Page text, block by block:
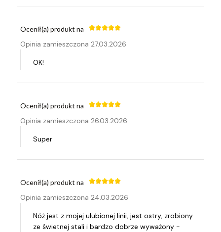
Ocenił(a) produkt na
Opinia zamieszczona 27.03.2026
OK!
Ocenił(a) produkt na
Opinia zamieszczona 26.03.2026
Super
Ocenił(a) produkt na
Opinia zamieszczona 24.03.2026
Nóż jest z mojej ulubionej linii, jest ostry, zrobiony
ze świetnej stali i bardzo dobrze wyważony -